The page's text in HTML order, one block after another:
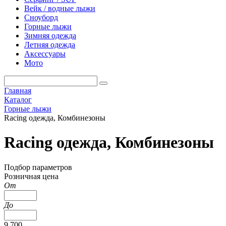
Вейк / водные лыжи
Сноуборд
Горные лыжи
Зимняя одежда
Летняя одежда
Аксессуары
Мото
Главная
Каталог
Горные лыжи
Racing одежда, Комбинезоны
Racing одежда, Комбинезоны
Подбор параметров
Розничная цена
От
До